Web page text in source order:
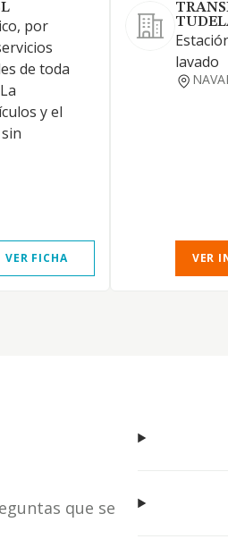
por
de toda
y el
VER FICHA
lavado
VER
que se